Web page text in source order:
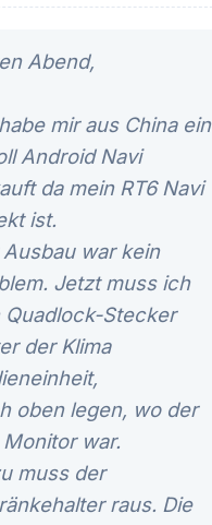
Abend,
mir aus China ein
Android Navi
da mein RT6 Navi
ist.
Ausbau war kein
Jetzt muss ich
Quadlock-Stecker
der Klima
oben legen, wo der
Monitor war.
muss der
raus. Die